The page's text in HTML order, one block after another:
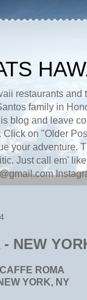
restaurants and
family in
blog and leave
Click on "Older
your adventure.
Just call em'
NEW
CAFFE ROMA
YORK, NY